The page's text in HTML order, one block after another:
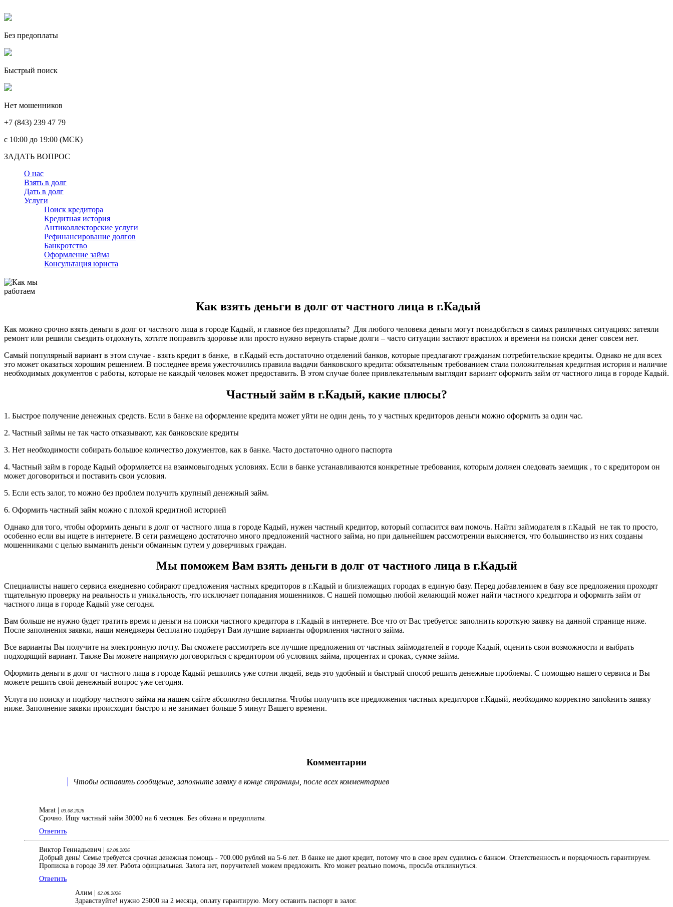
Без предоплаты
Быстрый поиск
Нет мошенников
+7 (843) 239 47 79
c 10:00 до 19:00 (МСК)
ЗАДАТЬ ВОПРОС
О нас
Взять в долг
Дать в долг
Услуги
Поиск кредитора
Кредитная история
Антиколлекторские услуги
Рефинансирование долгов
Банкротство
Оформление займа
Консультация юриста
Как взять деньги в долг от частного лица в г.Кадый
Как можно срочно взять деньги в долг от частного лица в городе Кадый, и главное без предоплаты? Для любого человека деньги могут понадобиться в самых различных ситуациях: затеяли
ремонт или решили съездить отдохнуть, хотите поправить здоровье или просто нужно вернуть старые долги – часто ситуации застают врасплох и времени на поиски денег совсем нет.
Самый популярный вариант в этом случае - взять кредит в банке, в г.Кадый есть достаточно отделений банков, которые предлагают гражданам потребительские кредиты. Однако не для всех
это может оказаться хорошим решением. В последнее время ужесточились правила выдачи банковского кредита: обязательным требованием стала положительная кредитная история и наличие
необходимых документов с работы, которые не каждый человек может предоставить. В этом случае более привлекательным выглядит вариант оформить займ от частного лица в городе Кадый.
Частный займ в г.Кадый, какие плюсы?
1. Быстрое получение денежных средств. Если в банке на оформление кредита может уйти не один день, то у частных кредиторов деньги можно оформить за один час.
2. Частный займы не так часто отказывают, как банковские кредиты
3. Нет необходимости собирать большое количество документов, как в банке. Часто достаточно одного паспорта
4. Частный займ в городе Кадый оформляется на взаимовыгодных условиях. Если в банке устанавливаются конкретные требования, которым должен следовать заемщик , то с кредитором он
может договориться и поставить свои условия.
5. Если есть залог, то можно без проблем получить крупный денежный займ.
6. Оформить частный займ можно с плохой кредитной историей
Однако для того, чтобы оформить деньги в долг от частного лица в городе Кадый, нужен частный кредитор, который согласится вам помочь. Найти займодателя в г.Кадый не так то просто,
особенно если вы ищете в интернете. В сети размещено достаточно много предложений частного займа, но при дальнейшем рассмотрении выясняется, что большинство из них созданы
мошенниками с целью выманить деньги обманным путем у доверчивых граждан.
Мы поможем Вам взять деньги в долг от частного лица в г.Кадый
Специалисты нашего сервиса ежедневно собирают предложения частных кредиторов в г.Кадый и близлежащих городах в единую базу. Перед добавлением в базу все предложения проходят
тщательную проверку на реальность и уникальность, что исключает попадания мошенников. С нашей помощью любой желающий может найти частного кредитора и оформить займ от
частного лица в городе Кадый уже сегодня.
Вам больше не нужно будет тратить время и деньги на поиски частного кредитора в г.Кадый в интернете. Все что от Вас требуется: заполнить короткую заявку на данной странице ниже.
После заполнения заявки, наши менеджеры бесплатно подберут Вам лучшие варианты оформления частного займа.
Все варианты Вы получите на электронную почту. Вы сможете рассмотреть все лучшие предложения от частных займодателей в городе Кадый, оценить свои возможности и выбрать
подходящий вариант. Также Вы можете напрямую договориться с кредитором об условиях займа, процентах и сроках, сумме займа.
Оформить деньги в долг от частного лица в городе Кадый решились уже сотни людей, ведь это удобный и быстрый способ решить денежные проблемы. С помощью нашего сервиса и Вы
можете решить свой денежный вопрос уже сегодня.
Услуга по поиску и подбору частного займа на нашем сайте абсолютно бесплатна. Чтобы получить все предложения частных кредиторов г.Кадый, необходимо корректно запоkнить заявку
ниже. Заполнение заявки происходит быстро и не занимает больше 5 минут Вашего времени.
Комментарии
Чтобы оставить сообщение, заполните заявку в конце страницы, после всех комментариев
Marat | 03.08.2026
Срочно. Ищу частный займ 30000 на 6 месяцев. Без обмана и предоплаты.
Ответить
Виктор Геннадьевич | 02.08.2026
Добрый день! Семье требуется срочная денежная помощь - 700.000 рублей на 5-6 лет. В банке не дают кредит, потому что в свое врем судились с банком. Ответственность и порядочность гарантируем.
Прописка в городе 39 лет. Работа официальная. Залога нет, поручителей можем предложить. Кто может реально помочь, просьба откликнуться.
Ответить
Алим |
02.08.2026
Здравствуйте! нужно 25000 на 2 месяца, оплату гарантирую. Могу оставить паспорт в залог.